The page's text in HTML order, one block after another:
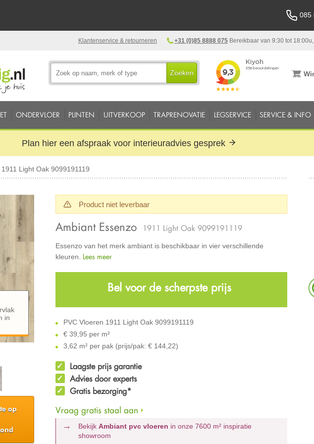
085
+31 (0)85 8888 075 Bereikbaar van 9:30 tot
Klantenservice & retourneren
Zoeken
ONDERVLOER PLINTEN UITVERKOOP TRAPRENOVATIE LEGSERVICE SERVICE & INFO
Plan hier een afspraak voor interieuradvies gesprek
Light Oak 9099191119
in
op
Product niet leverbaar
Ambiant Essenzo 1911 Light Oak 9099191119
Essenzo van het merk ambiant is beschikbaar in vier verschillende
kleuren. Lees meer
Bel voor de scherpste prijs
PVC Vloeren 1911 Light Oak 9099191119
€ 39,95 per m²
3,62 m² per pak (prijs/pak: € 144,22)
Laagste prijs garantie
Advies door experts
Gratis bezorging*
Vraag gratis staal aan
BekijkAmbiant pvc vloeren in onze 7600 m² inspiratie
showroom